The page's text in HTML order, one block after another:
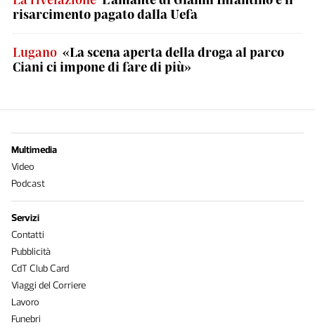
risarcimento pagato dalla Uefa
Lugano «La scena aperta della droga al parco
Ciani ci impone di fare di più»
Multimedia
Video
Podcast
Servizi
Contatti
Pubblicità
CdT Club Card
Viaggi del Corriere
Lavoro
Funebri